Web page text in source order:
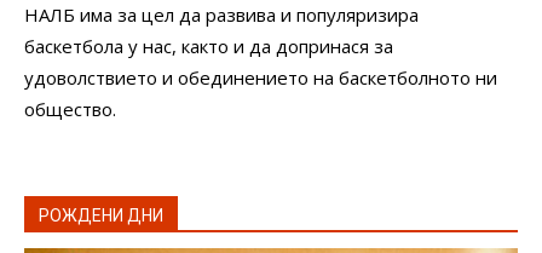
НАЛБ има за цел да развива и популяризира
баскетбола у нас, както и да допринася за
удоволствието и обединението на баскетболното ни
общество.
РОЖДЕНИ ДНИ